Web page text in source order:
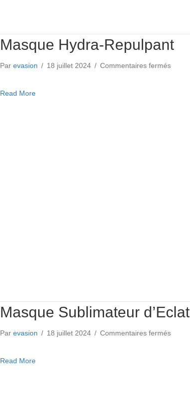
Masque Hydra-Repulpant
Parevasion / 18 juillet 2024 / Commentaires ferméssur
Read Moreabout Masque Hydra-Repulpant
Masque Sublimateur d’Eclat
Parevasion / 18 juillet 2024 / Commentaires ferméssur
Read Moreabout Masque Sublimateur d’Eclat